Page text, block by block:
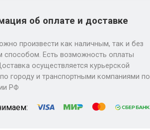
об оплате и доставке
произвести как наличным, так и без
способом. Есть возможность оплаты
осуществляется курьерской
городу и транспортными компаниями по
РФ